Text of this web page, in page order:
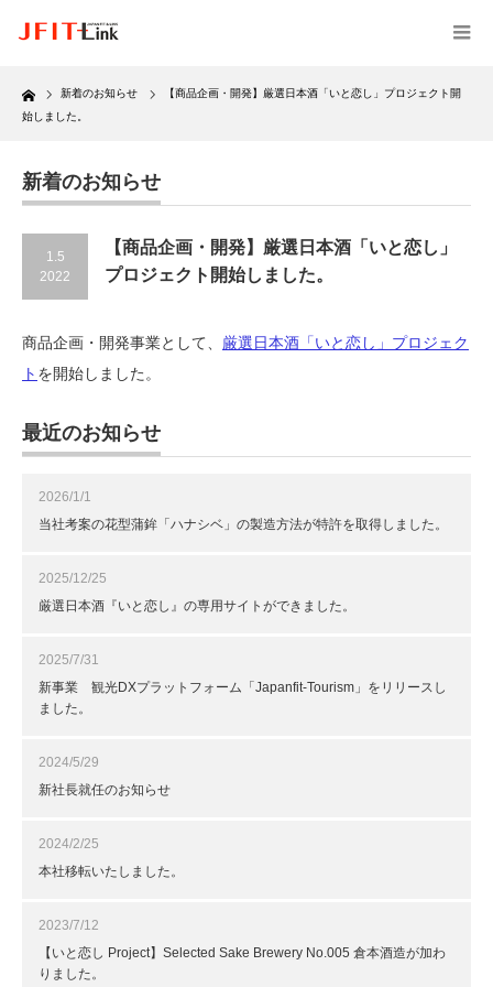
Home 新着のお知らせ
【商品企画・開発】厳選日本酒「いと恋し」プロジェクト開
始しました。
新着のお知らせ
1.5
2022
【商品企画・開発】厳選日本酒「いと恋し」
プロジェクト開始しました。
商品企画・開発事業として、 厳選日本酒「いと恋し」プロジェク
ト を開始しました。
最近のお知らせ
2026/1/1
当社考案の花型蒲鉾「ハナシベ」の製造方法が特許を取得しました。
2025/12/25
厳選日本酒『いと恋し』の専用サイトができました。
2025/7/31
新事業 観光DXプラットフォーム「Japanfit-Tourism」をリリースし
ました。
2024/5/29
新社長就任のお知らせ
2024/2/25
本社移転いたしました。
2023/7/12
【いと恋し Project】Selected Sake Brewery No.005 倉本酒造が加わ
りました。